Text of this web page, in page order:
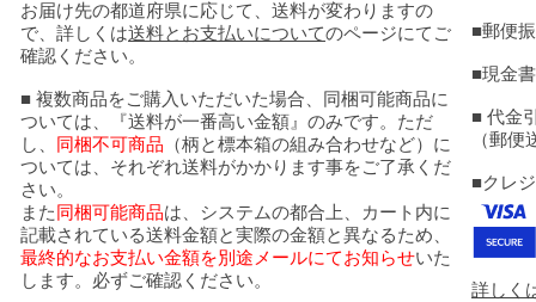
お届け先の都道府県に応じて、送料が変わりますの
で、詳しくは送料とお支払いについてのページにてご
確認ください。
■ 複数商品をご購入いただいた場合、同梱可能商品に
ついては、『送料が一番高い金額』のみです。ただ
し、
同梱不可商品 （柄と標本箱の組み合わせなど）に
ついては、それぞれ送料がかかります事をご了承くだ
さい。
また 同梱可能商品は、システムの都合上、カート内に
記載されている送料金額と実際の金額と異なるため、
最終的なお支払い金額を別途メールにてお知らせいた
します。必ずご確認ください。
■郵便
■現金
■ 代金
（郵
■クレ
詳しく